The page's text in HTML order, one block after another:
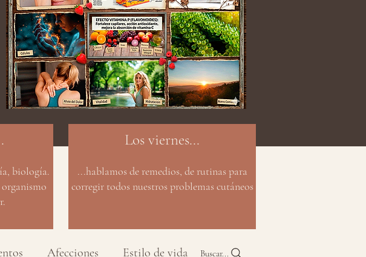
biología.
Los viernes...
...hablamos de remedios, de rutinas para
corregir todos nuestros problemas cutáneos
Afecciones Estilo de vida Buscar...